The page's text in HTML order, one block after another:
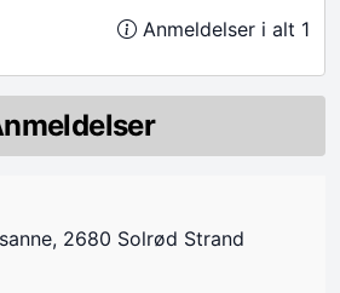
Anmeldelser i alt 1
2680 Solrød Strand